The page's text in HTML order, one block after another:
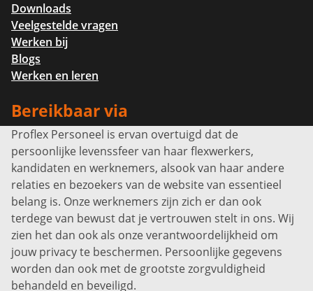
Downloads
Veelgestelde vragen
Werken bij
Blogs
Werken en leren
Bereikbaar via
Info@proflexpersoneel.nl
Bel ons:+31 (0)85 0450040
Prins Willem-Alexanderlaan 301
7311 SW Apeldoorn
Disclaimer
Privacyverklaring
Sitemap
Copyright
Proflex Personeel is ervan overtuigd dat de
persoonlijke levenssfeer van haar flexwerkers,
kandidaten en werknemers, alsook van haar andere
relaties en bezoekers van de website van essentieel
belang is. Onze werknemers zijn zich er dan ook
terdege van bewust dat je vertrouwen stelt in ons. Wij
zien het dan ook als onze verantwoordelijkheid om
jouw privacy te beschermen. Persoonlijke gegevens
worden dan ook met de grootste zorgvuldigheid
behandeld en beveiligd.